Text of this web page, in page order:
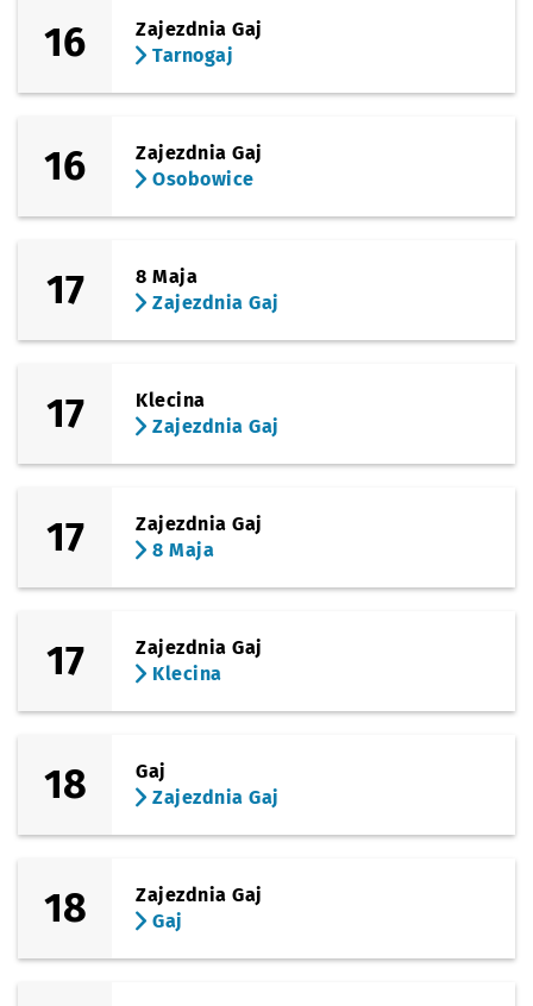
16
Zajezdnia Gaj
Tarnogaj
16
Zajezdnia Gaj
Osobowice
17
8 Maja
Zajezdnia Gaj
17
Klecina
Zajezdnia Gaj
17
Zajezdnia Gaj
8 Maja
17
Zajezdnia Gaj
Klecina
18
Gaj
Zajezdnia Gaj
18
Zajezdnia Gaj
Gaj